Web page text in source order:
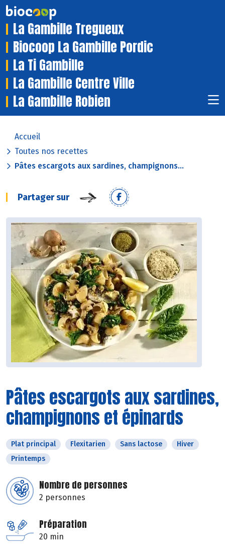
La Gambille Tregueux
Biocoop La Gambille Pordic
La Ti Gambille
La Gambille Centre Ville
La Gambille Robien
Accueil
Toutes nos recettes
Pâtes escargots aux sardines, champignons...
Partager sur
Pâtes escargots aux sardines,
champignons et épinards
Plat principal Flexitarien Sans lactose
Hiver
Printemps
Nombre de personnes
2 personnes
Préparation
20 min